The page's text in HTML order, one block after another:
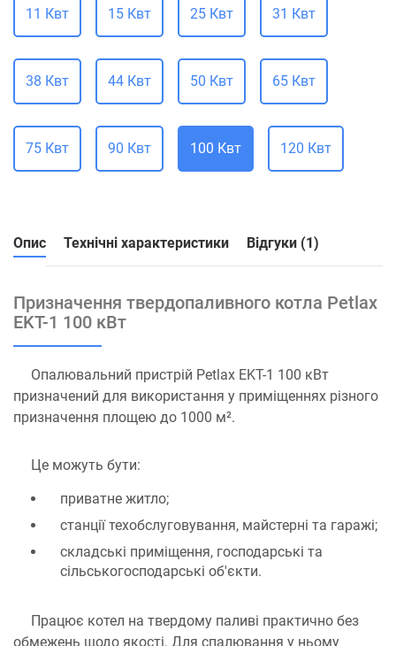
11 Квт 15 Квт 25 Квт 31 Квт
38 Квт 44 Квт 50 Квт 65 Квт
75 Квт 90 Квт 100 Квт 120 Квт
Опис Технічні характеристики Відгуки (1)
Призначення твердопаливного котла Petlax
EKT-1 100 кВт
Опалювальний пристрій Petlax EKT-1 100 кВт
призначений для використання у приміщеннях різного
призначення площею до 1000 м².
Це можуть бути:
приватне житло;
станції техобслуговування, майстерні та гаражі;
складські приміщення, господарські та
сільськогосподарські об'єкти.
Працює котел на твердому паливі практично без
обмежень щодо якості. Для спалювання у ньому